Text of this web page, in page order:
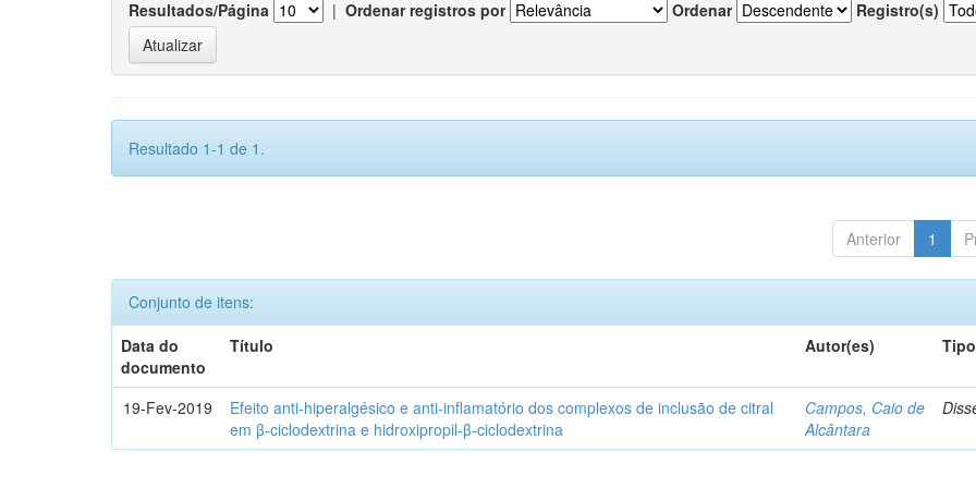
Resultados/Página | Ordenar registros por Ordenar Registro(s)
Resultado 1-1 de 1.
Anterior 1
Conjunto de itens:
Data do
documento
Título Autor(es) Tipo
19-Fev-2019
Efeito anti-hiperalgésico e anti-inflamatório dos complexos de inclusão de citral
em β-ciclodextrina e hidroxipropil-β-ciclodextrina
Campos, Caio de
Alcântara